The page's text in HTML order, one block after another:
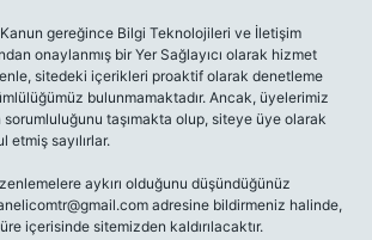
Kanun gereğince Bilgi Teknolojileri ve İletişim
onaylanmış bir Yer Sağlayıcı olarak hizmet
sitedeki içerikleri proaktif olarak denetleme
bulunmamaktadır. Ancak, üyelerimiz
sorumluluğunu taşımakta olup, siteye üye olarak
etmiş sayılırlar.
aykırı olduğunu düşündüğünüz
adresine bildirmeniz halinde,
içerisinde sitemizden kaldırılacaktır.